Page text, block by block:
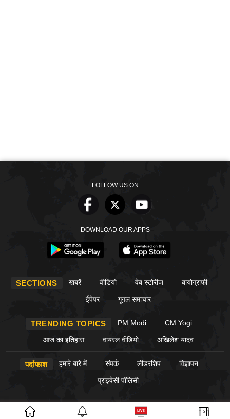
FOLLOW US ON
DOWNLOAD OUR APPS
SECTIONS खबरें वीडियो वेब स्टोरीज बायोग्राफी
ईपेपर गूगल समाचार
TRENDING TOPICS PM Modi CM Yogi
आज का इतिहास वायरल वीडियो अखिलेश यादव
पर्दाफाश हमारे बारे में संपर्क लीडरशिप विज्ञापन
प्राइवेसी पॉलिसी